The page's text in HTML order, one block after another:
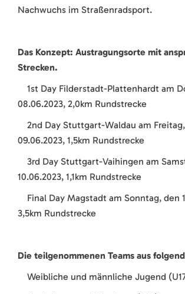
Nachwuchs im Straßenradsport.
Das Konzept: Austragungsorte mit
Strecken.
1st Day Filderstadt-Plattenhardt am
08.06.2023, 2,0km Rundstrecke
2nd Day Stuttgart-Waldau am
09.06.2023, 1,5km Rundstrecke
3rd Day Stuttgart-Vaihingen am
10.06.2023, 1,1km Rundstrecke
Final Day Magstadt am Sonntag, den
3,5km Rundstrecke
Die teilgenommenen Teams aus
Weibliche und männliche Jugend